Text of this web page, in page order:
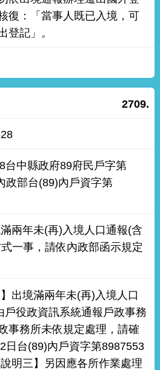
復：「當事人既已入境，可
登記」。
2709.
台中縣政府89府民戶字第
政部台(89)內戶資字第
兩年未(再)入境人口通報(含
一事，請依內政部函示規定
出境滿兩年未(再)入境人口
戶役政資訊系統通報戶政事務
事務所未依規定處理，請確
日台(89)內戶資字第8987553
明三】另因應各所作業處理